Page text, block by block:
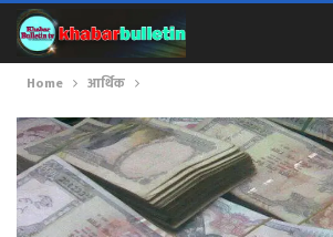
Home आर्थिक